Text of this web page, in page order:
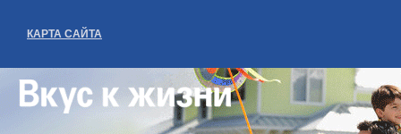
КАРТА САЙТА